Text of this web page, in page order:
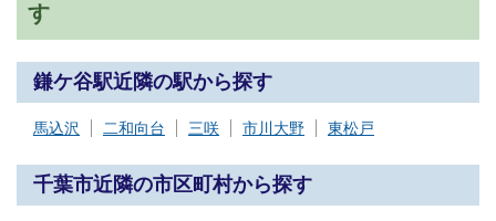
す
鎌ケ谷駅近隣の駅から探す
馬込沢 二和向台 三咲 市川大野 東松戸
千葉市近隣の市区町村から探す